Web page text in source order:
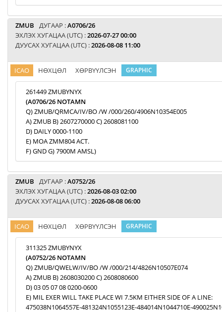
ZMUB ДУГААР :A0706/26
ЭХЛЭХ ХУГАЦАА (UTC) :2026-07-27 00:00
ДУУСАХ ХУГАЦАА (UTC) :2026-08-08 11:00
ICAO НӨХЦӨЛ ХӨРВҮҮЛСЭН GRAPHIC
261449 ZMUBYNYX
(A0706/26 NOTAMN
Q) ZMUB/QRMCA/IV/BO /W /000/260/4906N10354E005
A) ZMUB B) 2607270000 C) 2608081100
D) DAILY 0000-1100
E) MOA ZMM804 ACT.
F) GND G) 7900M AMSL)
ZMUB ДУГААР :A0752/26
ЭХЛЭХ ХУГАЦАА (UTC) :2026-08-03 02:00
ДУУСАХ ХУГАЦАА (UTC) :2026-08-08 06:00
ICAO НӨХЦӨЛ ХӨРВҮҮЛСЭН GRAPHIC
311325 ZMUBYNYX
(A0752/26 NOTAMN
Q) ZMUB/QWELW/IV/BO /W /000/214/4826N10507E074
A) ZMUB B) 2608030200 C) 2608080600
D) 03 05 07 08 0200-0600
E) MIL EXER WILL TAKE PLACE WI 7.5KM EITHER SIDE OF A LINE:
475038N1064557E-481324N1055123E-484014N1044710E-